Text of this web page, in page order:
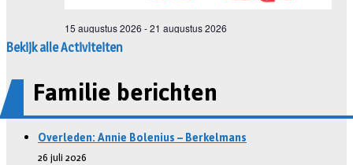
Bekijk alle Activiteiten
Familie berichten
Overleden: Annie Bolenius – Berkelmans
26 juli 2026